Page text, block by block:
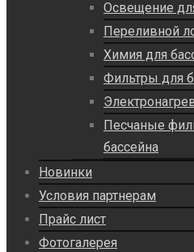
Освещение
Переливной
Химия для
Фильтры для
Песчаные
бассейна
Новинки
Условия партнерам
Прайс лист
Фотогалерея